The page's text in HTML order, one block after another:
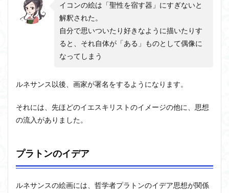
イコンの絵は「聖性を宿す器」にすぎないと
解釈された。
自分で思いついたり好きなように描いたりす
ると、それ自体が「ある」ものとして偶像に
なってしまう
ルネサンス以後、画家が署名をするようになります。
それには、先ほどのイエスキリストのイメージの他に、思想
の流入がありました。
プラトンのイデア
ルネサンスの絵画には、哲学者プラトンのイデア思想が関係